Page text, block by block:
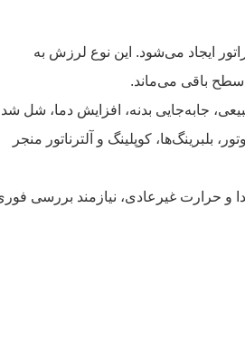
ایجاد می‌شود. این نوع لرزش به
سطح باقی می‌ماند.
جابه‌جایی بدنه، افزایش دما، شل
بلبرینگ‌ها، کوپلینگ و آلترناتور منجر
و حرارت غیرعادی، نیازمند بررسی